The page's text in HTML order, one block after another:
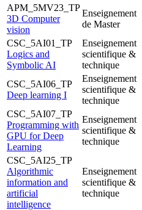
APM_5MV23_TP
3D Computer
vision
Enseignement
de Master
CSC_5AI01_TP
Logics and
Symbolic AI
Enseignement
scientifique &
technique
CSC_5AI06_TP
Deep learning I
Enseignement
scientifique &
technique
CSC_5AI07_TP
Programming with
GPU for Deep
Learning
Enseignement
scientifique &
technique
CSC_5AI25_TP
Algorithmic
information and
artificial
intelligence
Enseignement
scientifique &
technique